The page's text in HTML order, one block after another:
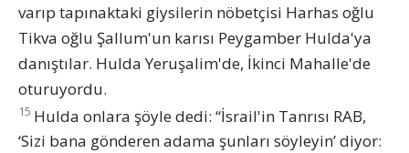
varıp tapınaktaki giysilerin nöbetçisi Harhas oğlu
Tikva oğlu Şallum'un karısı Peygamber Hulda'ya
danıştılar. Hulda Yeruşalim'de, İkinci Mahalle'de
oturuyordu.
15 Hulda onlara şöyle dedi: “İsrail'in Tanrısı RAB,
‘Sizi bana gönderen adama şunları söyleyin’ diyor: